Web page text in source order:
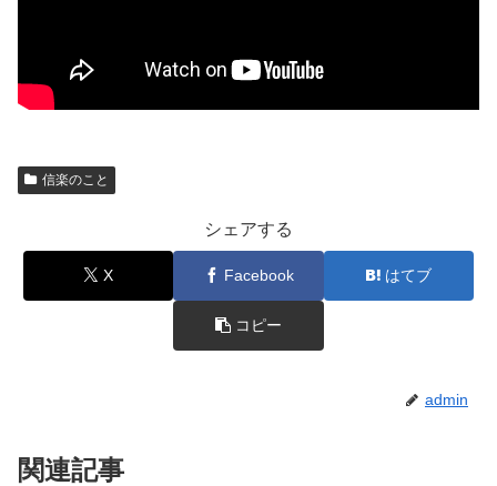
信楽のこと
シェアする
X Facebook はてブ
コピー
admin
関連記事